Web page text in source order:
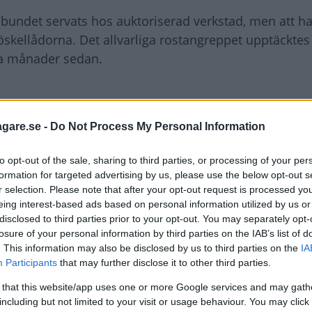
- Do Not Process My Personal Information
opt-out of the sale, sharing to third parties, or processing of your
for targeted advertising by us, please use the below opt-out
selection. Please note that after your opt-out request is processed
interest-based ads based on personal information utilized by us
to third parties prior to your opt-out. You may separately
of your personal information by third parties on the IAB’s list of
This information may also be disclosed by us to third parties on the
Participants that may further disclose it to other third parties.
that this website/app uses one or more Google services and may
but not limited to your visit or usage behaviour. You may
servats hos auktoriserad verkstad, men att
Det allvarliga rostangreppet
sedan.
upptäckt skadorna tidigare när han tvättat bilen,
Fords centrala garantiavdelning nobbat vidare
och det har inte gjorts i det här fallet.
servicebesök, och det ligger henne i fatet när
rostskadorna upptäcktes när hon för några
den var ny lät efter Fords avslag få bilen